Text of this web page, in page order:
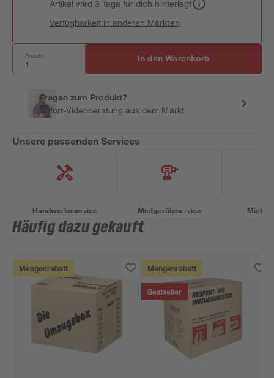
Artikel wird 3 Tage für dich hinterlegt
Verfügbarkeit in anderen Märkten
Anzahl: In den Warenkorb
Fragen zum Produkt?
Sofort-Videoberatung aus dem Markt
Unsere passenden Services
Handwerksservice Mietgeräteservice
Häufig dazu gekauft
Mengenrabatt Mengenrabatt
Bestseller